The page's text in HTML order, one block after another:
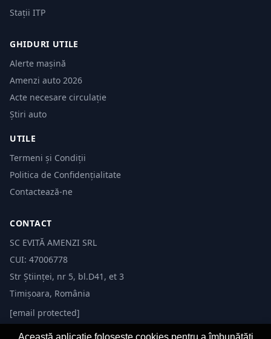
Stații ITP
GHIDURI UTILE
Alerte mașină
Amenzi auto 2026
Acte necesare circulație
Știri auto
UTILE
Termeni și Condiții
Politica de Confidențialitate
Contactează-ne
CONTACT
SC EVITĂ AMENZI SRL
CUI: 47006778
Str Științei, nr 5, bl.D41, et 3
Timișoara, România
[email protected]
Această aplicație folosește cookies pentru a îmbunătăți